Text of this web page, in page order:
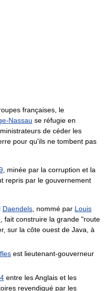
françaises, le
Nassau se réfugie en
de céder les
pour qu'ils ne tombent pas
, minée par la corruption et la
repris par le gouvernement
Daendels , nommé par Louis
, fait construire la grande "route
sur la côte ouest de Java, à
est lieutenant-gouverneur
entre les Anglais et les
revendiqué par les